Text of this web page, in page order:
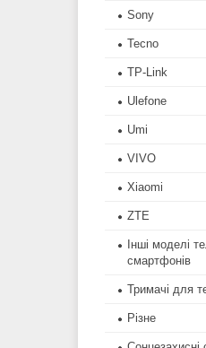
Sony
Tecno
TP-Link
Ulefone
Umi
VIVO
Xiaomi
ZTE
Інші моделі
смартфонів
Тримачі для
Різне